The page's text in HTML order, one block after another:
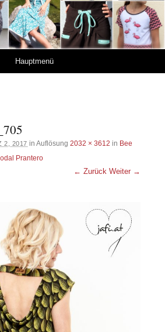
Hauptmenü
2, 2017 in Auflösung 2032 × 3612 in Bee
Prantero
← Zurück Weiter →